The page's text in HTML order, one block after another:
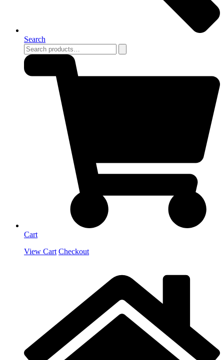
Search
Cart
View Cart Checkout